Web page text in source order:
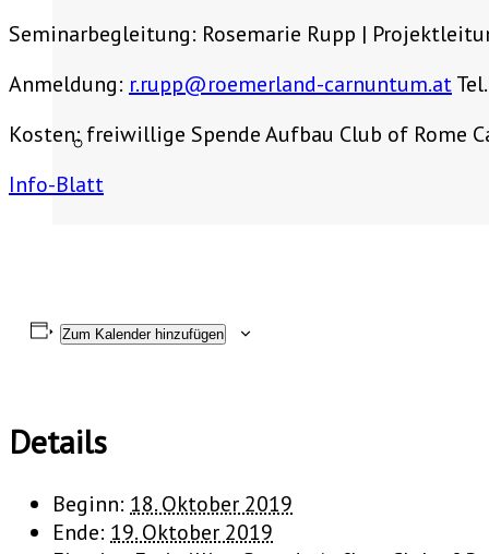
Seminarbegleitung: Rosemarie Rupp |
Anmeldung: r.rupp@roemerland-carnuntum.at
Kosten: freiwillige Spende Aufbau Club of Rome
Info-Blatt
Zum Kalender hinzufügen
Details
Beginn: 18. Oktober 2019
Ende: 19. Oktober 2019